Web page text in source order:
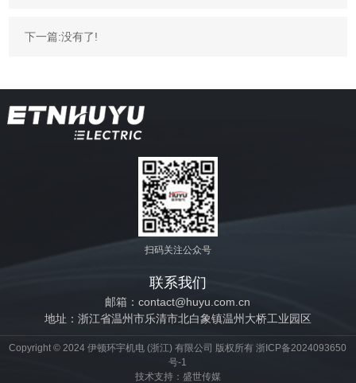
下一篇:没有了!
扫码关注公众号
联系我们
邮箱：contact@huyu.com.cn
地址：浙江省温州市乐清市北白象镇温州大桥工业园区
Copyright © 2024 伊顿环宇机电 (浙江) 有限公司 版权所有浙ICP备2024093650
号-1
技术支持： 盛世传媒